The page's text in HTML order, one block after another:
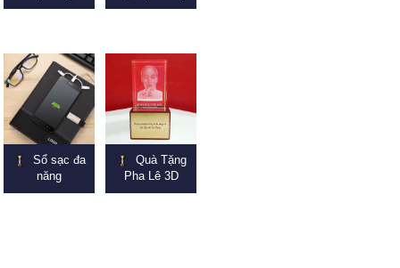
Sổ sạc đa
năng
Quà Tặng
Pha Lê 3D